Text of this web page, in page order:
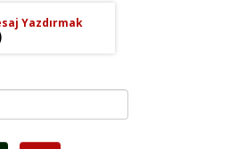
Yazdırmak